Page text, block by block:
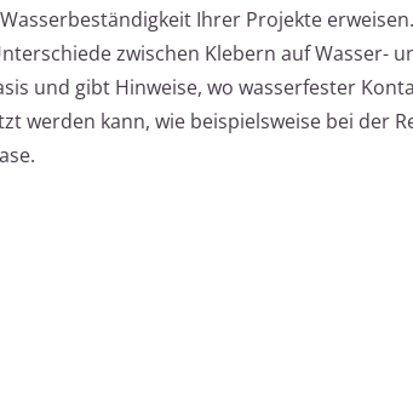
Ihrer Projekte
zwischen Klebern auf Wasser-
und gibt Hinweise, wo wasserfester
werden kann, wie beispielsweise bei der